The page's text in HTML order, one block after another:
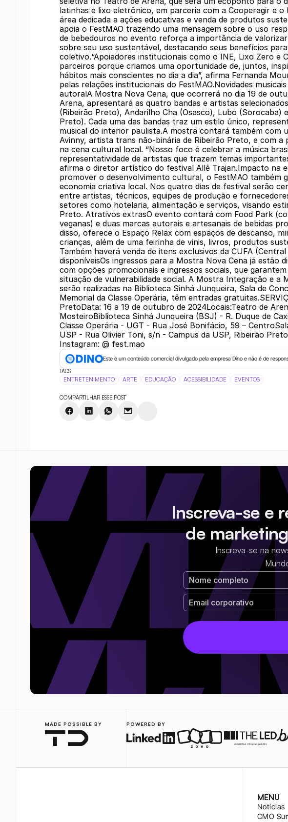
latinhas e lixo eletrônico, em parceria com a Cooperagir e
área dedicada a ações educativas e venda de produtos
apoia o FestMAO trazendo uma mensagem sobre o uso
de bebedouros no evento reforça a importância de
sobre seu uso sustentável, destacando seus benefícios
coletivo.“Apoiadores institucionais como o INE, Lixo Zero e
parceiros porque criamos uma oportunidade de, juntos,
hábitos mais conscientes no dia a dia”, afirma Fernanda
pelas relações institucionais do FestMAO.Novidades
autoralA Mostra Nova Cena, que ocorrerá no dia 19 de
Arena, apresentará as quatro bandas e artistas
(Ribeirão Preto), Andarilho Cha (Osasco), Lubo (Sorocaba)
Preto). Cada uma das bandas traz um estilo único,
musical do interior paulista.A mostra contará também com
Avinny, artista trans não-binária de Ribeirão Preto, e com
na cena cultural local. “Nosso foco é celebrar a música
representatividade de artistas que trazem temas
afirma o diretor artístico do festival Allê Trajan.Impacto na
promover o desenvolvimento cultural, o FestMAO também
economia criativa local. Nos quatro dias de festival serão
entre artistas, técnicos, equipes de produção e
setores como hotelaria, alimentação e serviços, visando
Preto. Atrativos extrasO evento contará com Food Park
veganas) e duas marcas autorais e artesanais de bebidas
disso, oferece o Espaço Relax com espaços de descanso,
crianças, além de uma feirinha de vinis, livros, produtos
Também haverá venda de itens exclusivos da CUFA
disponíveisOs ingressos para a Mostra Nova Cena já estão
com opções promocionais e ingressos sociais, que
situação de vulnerabilidade social. A Mostra Integração e a
serão realizadas na Biblioteca Sinhá Junqueira, Sala de
Memorial da Classe Operária, têm entradas
PretoData: 16 a 19 de outubro de 2024Locais:Teatro de
MosteiroBiblioteca Sinhá Junqueira (BSJ) - R. Duque de
Classe Operária - UGT - Rua José Bonifácio, 59 –
USP - Rua Olivier Toni, s/n - Campus da USP, Ribeirão
Instagram: @ fest.mao
Este é um conteúdo comercial divulgado pela empresa Dino e não é de
TAGS
ENTRETENIMENTO ARTE EDUCAÇÃO ACESSIBILIDADE EVENTOS
COMPARTILHAR ESSE POST
Inscreva-se e
de
Inscreva-se na
MADE POSSIBLE BY POWERED BY
MENU
Notícias
CMO